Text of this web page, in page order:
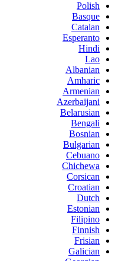
Polish
Basque
Catalan
Esperanto
Hindi
Lao
Albanian
Amharic
Armenian
Azerbaijani
Belarusian
Bengali
Bosnian
Bulgarian
Cebuano
Chichewa
Corsican
Croatian
Dutch
Estonian
Filipino
Finnish
Frisian
Galician